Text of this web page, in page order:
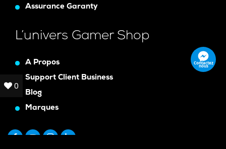
Assurance Garanty
L’univers Gamer Shop
A Propos
Support Client Business
Blog
Marques
Contactez
nous
0
0